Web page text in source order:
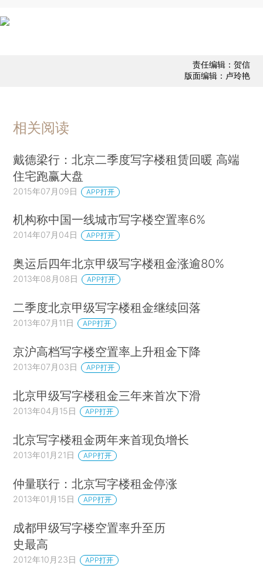
责任编辑：贺信
版面编辑：卢玲艳
相关阅读
戴德梁行：北京二季度写字楼租赁回暖 高端
住宅跑赢大盘
2015年07月09日 APP打开
机构称中国一线城市写字楼空置率6%
2014年07月04日 APP打开
奥运后四年北京甲级写字楼租金涨逾80%
2013年08月08日 APP打开
二季度北京甲级写字楼租金继续回落
2013年07月11日 APP打开
京沪高档写字楼空置率上升租金下降
2013年07月03日 APP打开
北京甲级写字楼租金三年来首次下滑
2013年04月15日 APP打开
北京写字楼租金两年来首现负增长
2013年01月21日 APP打开
仲量联行：北京写字楼租金停涨
2013年01月15日 APP打开
成都甲级写字楼空置率升至历
史最高
2012年10月23日 APP打开